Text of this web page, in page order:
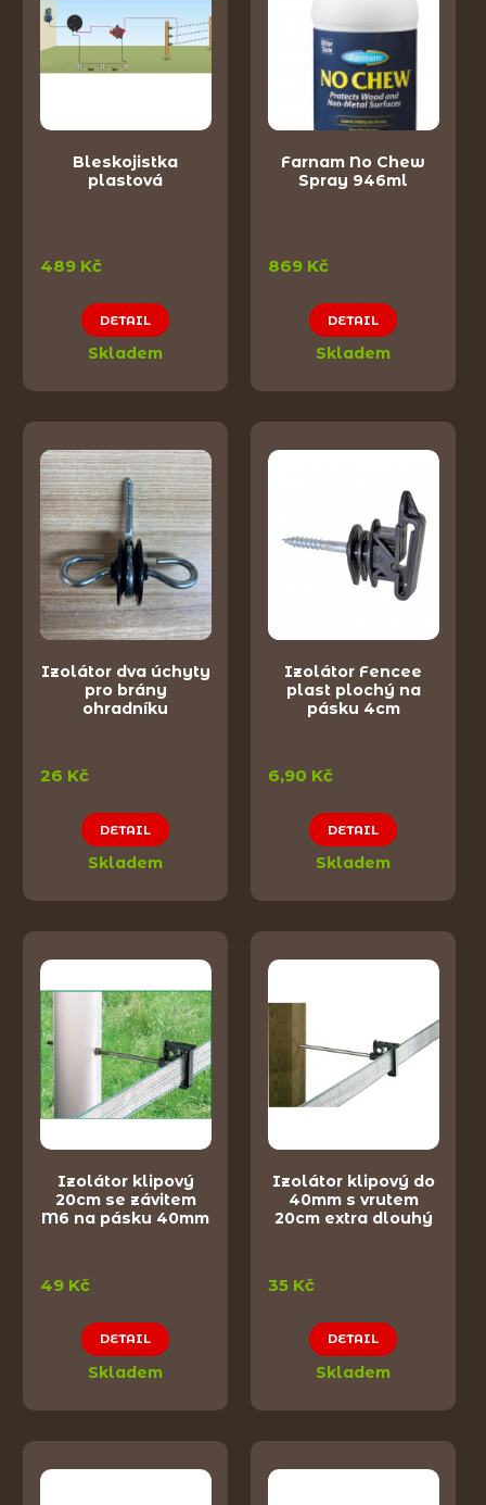
Bleskojistka
plastová
489 Kč
DETAIL
Skladem
Farnam No Chew
Spray 946ml
869 Kč
DETAIL
Skladem
Izolátor dva úchyty
pro brány
ohradníku
26 Kč
DETAIL
Skladem
Izolátor Fencee
plast plochý na
pásku 4cm
6,90 Kč
DETAIL
Skladem
Izolátor klipový
20cm se závitem
M6 na pásku 40mm
49 Kč
DETAIL
Skladem
Izolátor klipový do
40mm s vrutem
20cm extra dlouhý
35 Kč
DETAIL
Skladem